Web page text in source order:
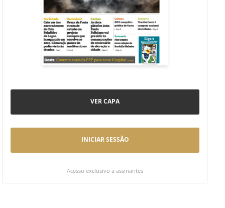
VER CAPA
INICIAR SESSÃO
Acesso exclusivo a assinantes